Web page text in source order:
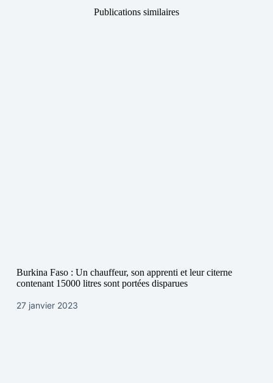
Publications similaires
Burkina Faso : Un chauffeur, son apprenti et leur citerne
contenant 15000 litres sont portées disparues
27 janvier 2023